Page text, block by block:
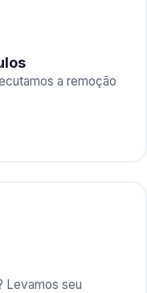
a remoção
Levamos seu